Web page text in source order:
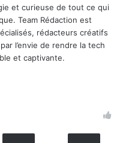
de la résolution
à jour future
Interpolation et
jusqu’à 120
Ultra avec le path
et curieuse de tout ce qui
Team Rédaction est
rédacteurs créatifs
l’envie de rendre la tech
et captivante.